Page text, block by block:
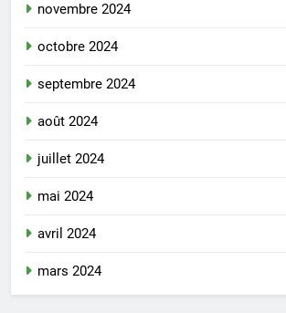
novembre 2024
octobre 2024
septembre 2024
août 2024
juillet 2024
mai 2024
avril 2024
mars 2024